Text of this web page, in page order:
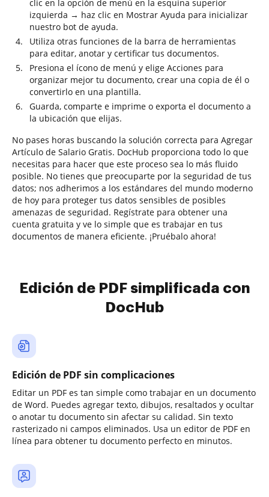
clic en la opción de menú en la esquina superior
izquierda → haz clic en Mostrar Ayuda para inicializar
nuestro bot de ayuda.
Utiliza otras funciones de la barra de herramientas
para editar, anotar y certificar tus documentos.
Presiona el ícono de menú y elige Acciones para
organizar mejor tu documento, crear una copia de él o
convertirlo en una plantilla.
Guarda, comparte e imprime o exporta el documento a
la ubicación que elijas.
No pases horas buscando la solución correcta para Agregar
Artículo de Salario Gratis. DocHub proporciona todo lo que
necesitas para hacer que este proceso sea lo más fluido
posible. No tienes que preocuparte por la seguridad de tus
datos; nos adherimos a los estándares del mundo moderno
de hoy para proteger tus datos sensibles de posibles
amenazas de seguridad. Regístrate para obtener una
cuenta gratuita y ve lo simple que es trabajar en tus
documentos de manera eficiente. ¡Pruébalo ahora!
Edición de PDF simplificada con
DocHub
Edición de PDF sin complicaciones
Editar un PDF es tan simple como trabajar en un documento
de Word. Puedes agregar texto, dibujos, resaltados y ocultar
o anotar tu documento sin afectar su calidad. Sin texto
rasterizado ni campos eliminados. Usa un editor de PDF en
línea para obtener tu documento perfecto en minutos.